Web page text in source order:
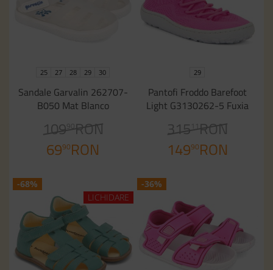
25 27 28 29 30
Sandale Garvalin 262707-
B050 Mat Blanco
109 90RON
6990RON
29
Pantofi Froddo Barefoot
Light G3130262-5 Fuxia
315 11
RON
14990RON
-68%
LICHIDARE
-36%